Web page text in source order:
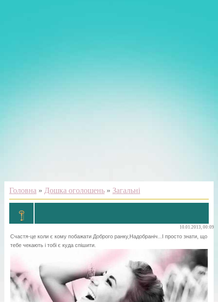
Головна » Дошка оголошень» Загальні
10.01.2013, 00:09
Счастя-це коли є кому побажати Доброго ранку,Надобраніч...І просто знати, що
тебе чекають і тобі є куда спішити.